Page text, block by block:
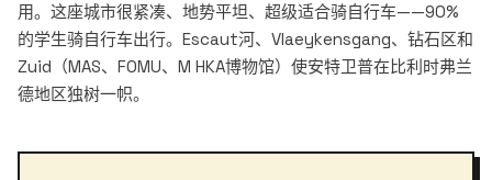
用。这座城市很紧凑、地势平坦、超级适合骑自行车——90%
的学生骑自行车出行。Escaut河、Vlaeykensgang、钻石区和
Zuid（MAS、FOMU、M HKA博物馆）使安特卫普在比利时弗兰
德地区独树一帜。